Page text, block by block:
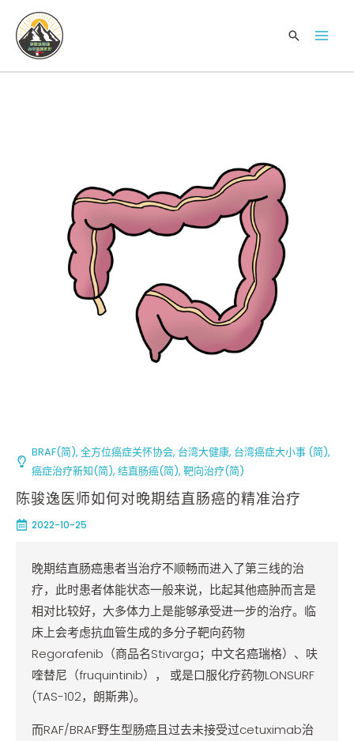
容
搜
BRAF(简), 全方位癌症关怀协会, 台湾大健康, 台湾癌症大小事 (简),
癌症治疗新知(简), 结直肠癌(简), 靶向治疗(简)
陈骏逸医师如何对晚期结直肠癌的精准治疗
2022-10-25
晚期结直肠癌患者当治疗不顺畅而进入了第三线的治
疗，此时患者体能状态一般来说，比起其他癌肿而言是
相对比较好，大多体力上是能够承受进一步的治疗。临
床上会考虑抗血管生成的多分子靶向药物
Regorafenib（商品名Stivarga；中文名癌瑞格）、呋
喹替尼（fruquintinib）， 或是口服化疗药物LONSURF
(TAS-102，朗斯弗)。
而RAF/BRAF野生型肠癌且过去未接受过cetuximab治